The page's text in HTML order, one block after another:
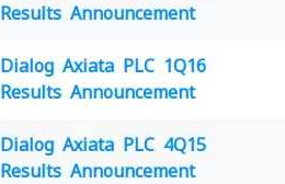
Results Announcement
Dialog Axiata PLC 1Q16
Results Announcement
Dialog Axiata PLC 4Q15
Results Announcement